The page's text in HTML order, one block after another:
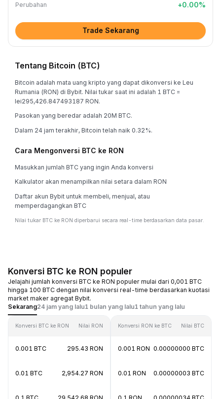
Perubahan +0.00%
Trade Sekarang
Tentang Bitcoin (BTC)
Bitcoin adalah mata uang kripto yang dapat dikonversi ke Leu
Rumania (RON) di Bybit. Nilai tukar saat ini adalah 1 BTC =
lei295,426.847493187 RON.
Pasokan yang beredar adalah 20M BTC.
Dalam 24 jam terakhir, Bitcoin telah naik 0.32%.
Cara Mengonversi BTC ke RON
Masukkan jumlah BTC yang ingin Anda konversi
Kalkulator akan menampilkan nilai setara dalam RON
Daftar akun Bybit untuk membeli, menjual, atau
memperdagangkan BTC
Nilai tukar BTC ke RON diperbarui secara real-time berdasarkan data pasar.
Konversi BTC ke RON populer
Jelajahi jumlah konversi BTC ke RON populer mulai dari 0,001 BTC
hingga 100 BTC dengan nilai konversi real-time berdasarkan kuotasi
market maker agregat Bybit.
Sekarang24 jam yang lalu1 bulan yang lalu1 tahun yang lalu
Konversi BTC ke RON Nilai RON
0.001 BTC 295.43 RON
0.01 BTC 2,954.27 RON
0.1 BTC 29,542.68 RON
Konversi RON ke BTC Nilai BTC
0.001 RON 0.00000000 BTC
0.01 RON 0.00000003 BTC
0.1 RON 0.00000034 BTC